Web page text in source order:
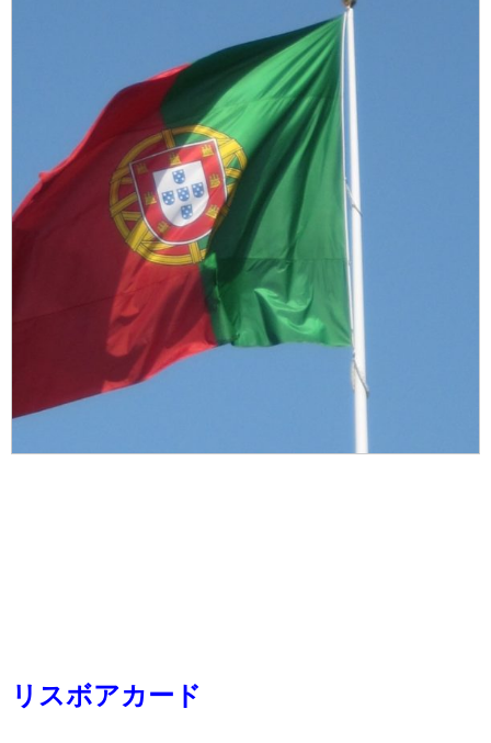
リスボアカード